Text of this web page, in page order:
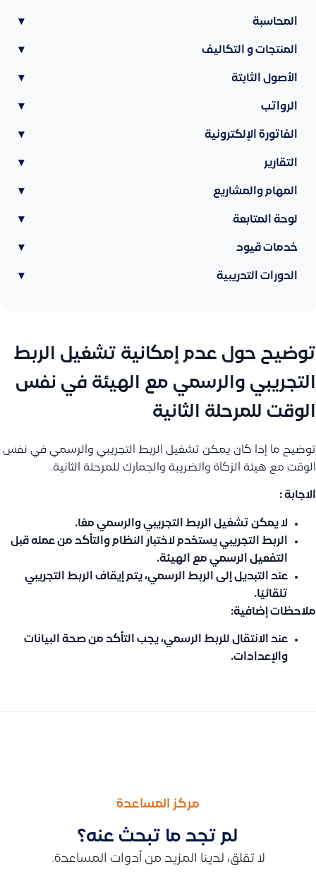
المحاسبة ▾
المنتجات و التكاليف ▾
الأصول الثابتة ▾
الرواتب ▾
الفاتورة الإلكترونية ▾
التقارير ▾
المهام والمشاريع ▾
لوحة المتابعة ▾
خدمات قيود ▾
الدورات التدريبية ▾
توضيح حول عدم إمكانية تشغيل الربط
التجريبي والرسمي مع الهيئة في نفس
الوقت للمرحلة الثانية
توضيح ما إذا كان يمكن تشغيل الربط التجريبي والرسمي في نفس
الوقت مع هيئة الزكاة والضريبة والجمارك للمرحلة الثانية.
الاجابة :
لا يمكن تشغيل الربط التجريبي والرسمي معًا.
الربط التجريبي يستخدم لاختبار النظام والتأكد من عمله قبل
التفعيل الرسمي مع الهيئة.
عند التبديل إلى الربط الرسمي، يتم إيقاف الربط التجريبي
تلقائيًا.
ملاحظات إضافية:
عند الانتقال للربط الرسمي، يجب التأكد من صحة البيانات
والإعدادات.
مركز المساعدة
لم تجد ما تبحث عنه؟
لا تقلق، لدينا المزيد من أدوات المساعدة.